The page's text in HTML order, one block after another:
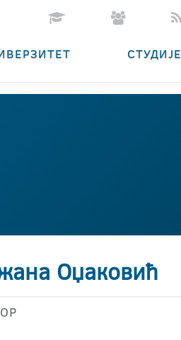
СТУДИЈЕ
Оџаковић